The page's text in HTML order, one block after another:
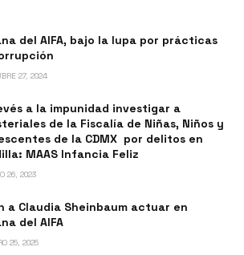
del AIFA, bajo la lupa por prácticas
27, 2024
a la impunidad investigar a
de la Fiscalía de Niñas, Niños y
de la CDMX por delitos en
MAAS Infancia Feliz
26, 2023
a Claudia Sheinbaum actuar en
del AIFA
25, 2025